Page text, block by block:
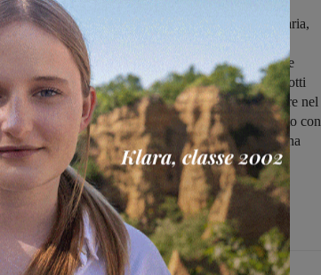
la Sangiovannese è stata sconfitta 3-0 dal Santa Maria,
ha battuto in trasferta 1-3 il Montelupo,
al primo posto con un margine più che rassicurante
occupa la seconda piazza.Fra gli allievi Baquilotti
minimo scarto in casa della Cattolica Virtus, mentre nel
giovanissimi regionalii rossoblù hanno pareggiato con
stessa categoria, ma nel girone C, l'Arno Laterina ha
3 con il San Donato.